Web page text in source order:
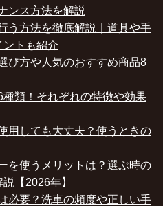
ンス方法を解説
う方法を徹底解説｜道具や手
ントも紹介
び方や人気のおすすめ商品8
類！それぞれの特徴や効果
用しても大丈夫？使うときの
を使うメリットは？選ぶ時の
【2026年】
必要？洗車の頻度や正しい手